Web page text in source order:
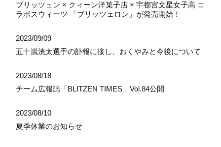
ブリッツェン × クィーン洋菓子店 × 宇都宮文星女子高 コ
ラボスウィーツ 「ブリッツェロン」が発売開始！
2023/09/09
五十嵐洸太選手の訃報に接し、おくやみと今後について
2023/08/18
チーム広報誌「BLITZEN TIMES」Vol.84公開
2023/08/10
夏季休業のお知らせ